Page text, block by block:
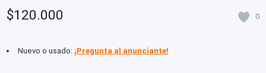
$120.000 0
Nuevo o usado: ¡Pregunta al anunciante!